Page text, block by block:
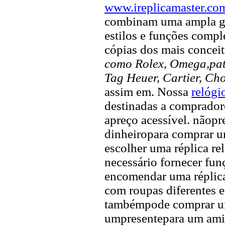
combinam uma ampla
estilos e funções
cópias dos mais
como Rolex,
Tag Heuer, Cartier,
assim em. Nossa
destinadas a
apreço acessível.
dinheiropara comprar
escolher uma réplica
necessário fornecer
encomendar uma
com roupas diferentes
tambémpode comprar
umpresentepara um